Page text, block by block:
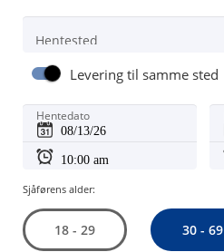
Hentested
Levering til samme sted
Hentedato
Sjåførens alder:
18 - 29 30 - 69